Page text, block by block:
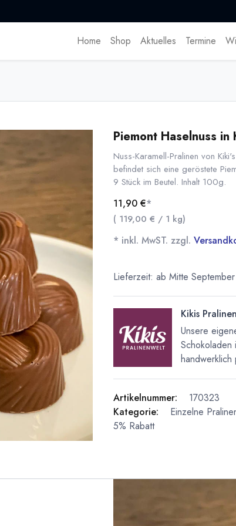
Home Shop Aktuelles Termine
Piemont Haselnuss
Nuss-Karamell-Pralinen von
befindet sich eine geröstete
9 Stück im Beutel. Inhalt 100g.
11,90 €*
( 119,00 € / 1 kg)
* inkl. MwST. zzgl.
Lieferzeit: ab Mitte September
Kikis
Unsere
handwerklich
Artikelnummer:
170323
Kategorie:
Einzelne
5% Rabatt